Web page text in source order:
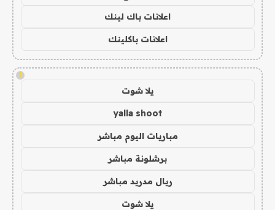
اعلانات باك لينك
اعلانات باكلينك
!
يلا شوت
yalla shoot
مباريات اليوم مباشر
برشلونة مباشر
ريال مدريد مباشر
يلا شوت